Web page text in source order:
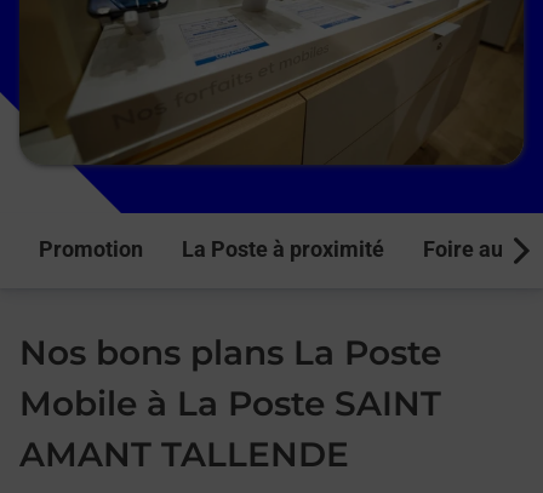
Promotion La Poste à proximité Foire aux
Nos bons plans La Poste
Mobile à La Poste SAINT
AMANT TALLENDE